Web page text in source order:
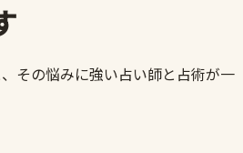
その悩みに強い占い師と占術が一